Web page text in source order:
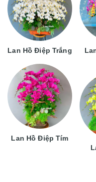
Lan Hồ Điệp Trắng
Lan Hồ Điệp Tím